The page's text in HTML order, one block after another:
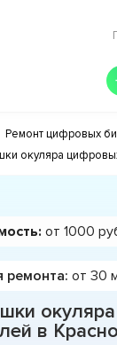
Ремонт цифровых
окуляра
в
от 1000
ремонта: от 30